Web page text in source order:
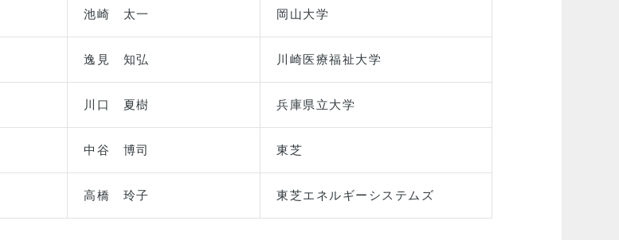
池崎 太一 岡山大学
逸見 知弘 川崎医療福祉大学
川口 夏樹 兵庫県立大学
中谷 博司 東芝
高橋 玲子 東芝エネルギーシステムズ